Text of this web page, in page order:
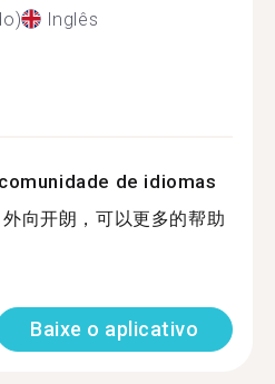
Inglês
de idiomas
向开朗，可以更多的帮助
Baixe o aplicativo